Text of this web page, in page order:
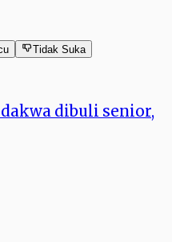
Tidak Suka
dibuli senior,